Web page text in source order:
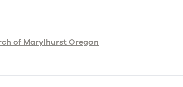
of Marylhurst Oregon